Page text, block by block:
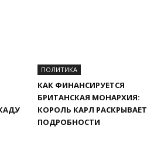
ПОЛИТИКА
КАК ФИНАНСИРУЕТСЯ
БРИТАНСКАЯ МОНАРХИЯ:
КОРОЛЬ КАРЛ РАСКРЫВАЕТ
ПОДРОБНОСТИ